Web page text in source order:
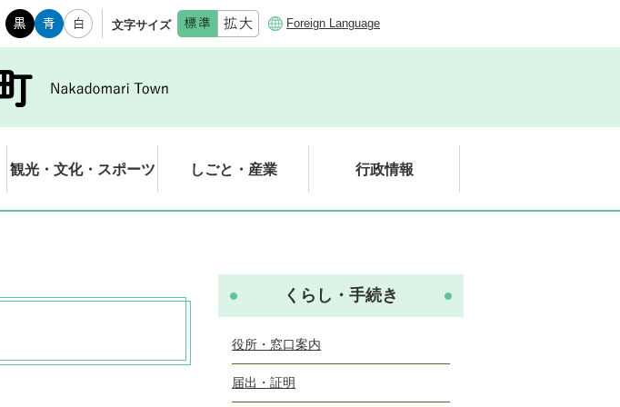
文字サイズ Foreign Language
観光・文化・スポーツ しごと・産業 行政情報
くらし・手続き
役所・窓口案内
届出・証明